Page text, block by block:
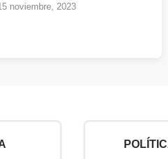
noviembre, 2023